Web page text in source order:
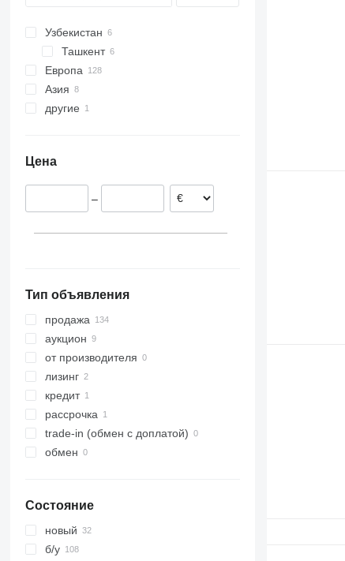
Узбекистан
Ташкент
Европа
Бельгия
Швейцария
Словакия
Азия
Арабские Эмираты
другие
Цена
–
Тип объявления
продажа
аукцион
от производителя
лизинг
кредит
рассрочка
trade-in (обмен с доплатой)
обмен
Состояние
новый
б/у